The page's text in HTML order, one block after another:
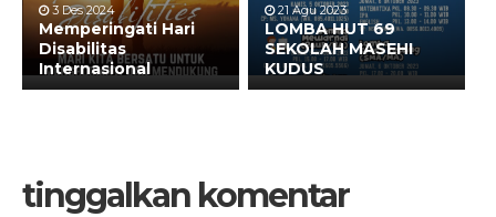
3 Des 2024
Memperingati Hari
Disabilitas
Internasional
21 Agu 2023
LOMBA HUT 69
SEKOLAH MASEHI
KUDUS
tinggalkan komentar